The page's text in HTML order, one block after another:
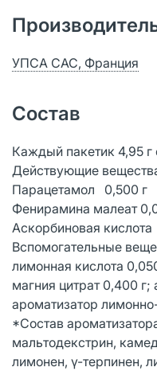
УПСА САС, Франция
Состав
Каждый пакетик 4,95 г
Действующие
Парацетамол 0,500 г
Фенирамина малеат
Аскорбиновая
Вспомогательные
лимонная кислота
магния цитрат 0,400 г;
ароматизатор
*Состав
мальтодекстрин,
лимонен, γ-терпинен,